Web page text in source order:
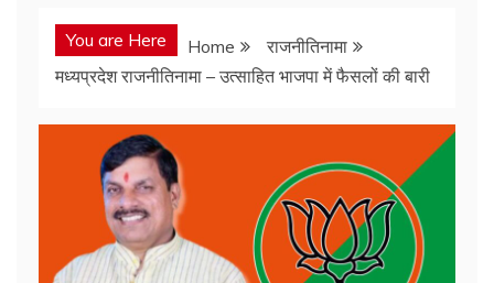
You are Here Home
राजनीतिनामा
मध्यप्रदेश राजनीतिनामा – उत्साहित भाजपा में फैसलों की बारी